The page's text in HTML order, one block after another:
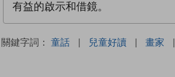
有益的啟示和借鏡。
關鍵字詞： 童話 | 兒童好讀 | 畫家 |